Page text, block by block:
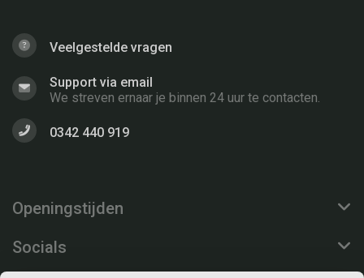
Veelgestelde vragen
Support via email
We streven ernaar je binnen 24 uur te contacten.
0342 440 919
Openingstijden
Socials